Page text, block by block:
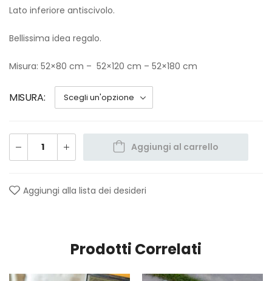
Lato inferiore antiscivolo.
Bellissima idea regalo.
Misura: 52×80 cm – 52×120 cm – 52×180 cm
MISURA
Aggiungi al carrello
Aggiungi alla lista dei desideri
Prodotti Correlati